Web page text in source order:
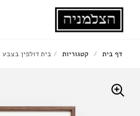
דף בית / קטגוריות / בית דולפין בצבע